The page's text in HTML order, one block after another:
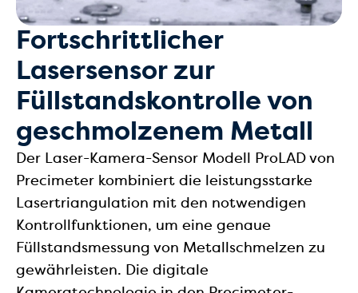
Fortschrittlicher
Lasersensor zur
Füllstandskontrolle von
geschmolzenem Metall
Der Laser-Kamera-Sensor Modell ProLAD von
Precimeter kombiniert die leistungsstarke
Lasertriangulation mit den notwendigen
Kontrollfunktionen, um eine genaue
Füllstandsmessung von Metallschmelzen zu
gewährleisten. Die digitale